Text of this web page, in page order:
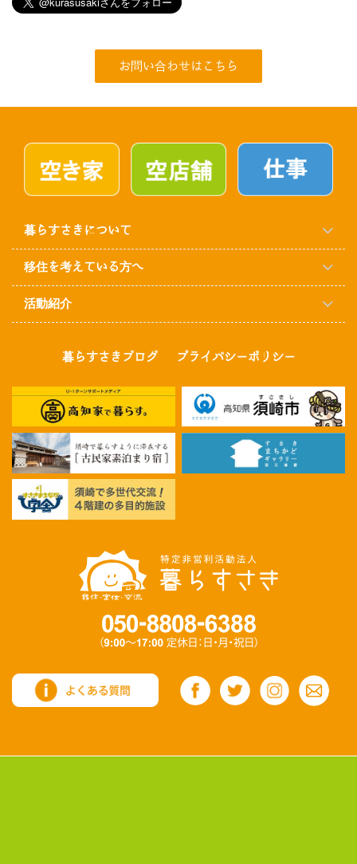
お問い合わせはこちら
暮らすさきについて
移住を考えている方へ
活動紹介
暮らすさきブログ プライバシーポリシー